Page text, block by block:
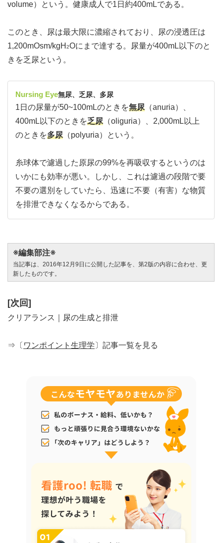
volume）という。健康成人で1日約400mLである。
このとき、尿は最大限に濃縮されており、尿の浸透圧は
1,200mOsm/kgH 2Oにまで達する。尿量が400mL以下のと
きを乏尿という。
Nursing Eye無尿、乏尿、多尿
1日の尿量が50~100mLのときを無尿 （anuria）、
400mL以下のときを乏尿 （oliguria）、2,000mL以上
のときを多尿 （polyuria）という。
糸球体で濾過した原尿の99%を再吸収するというのは
いかにも効率が悪い。しかし、これは濾過の段階で要
不要の選別をしていたら、迅速に不要（有害）な物質
を排泄できなくなるからである。
※編集部注※
当記事は、2016年12月9日に公開した記事を、第2版の内容に合わせ、更
新したものです。
[次回]
クリアランス｜尿の生成と排泄
⇒〔 ワンポイント生理学 〕記事一覧を見る